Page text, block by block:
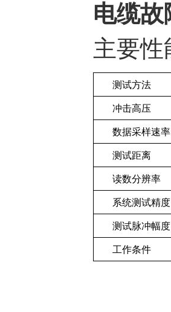
电缆
主要
测试方法
冲击高压
数据采样速率
测试距离
读数分辨率
系统测试精度
测试脉冲幅度
工作条件